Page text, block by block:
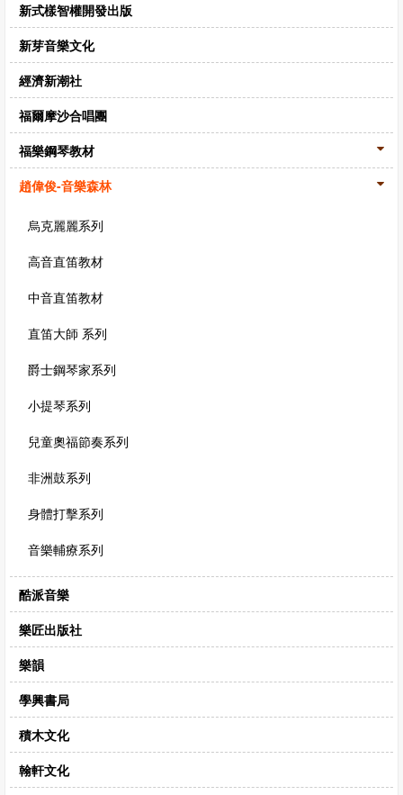
新式樣智權開發出版
新芽音樂文化
經濟新潮社
福爾摩沙合唱團
福樂鋼琴教材
趙偉俊-音樂森林
烏克麗麗系列
高音直笛教材
中音直笛教材
直笛大師 系列
爵士鋼琴家系列
小提琴系列
兒童奧福節奏系列
非洲鼓系列
身體打擊系列
音樂輔療系列
酷派音樂
樂匠出版社
樂韻
學興書局
積木文化
翰軒文化